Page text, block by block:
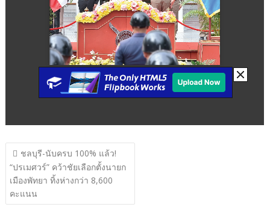
แนะแนว
เรื่อง
ชลบุรี-นับครบ 100% แล้ว!
“ปรเมศวร์” คว้าชัยเลือกตั้งนายก
เมืองพัทยา ทิ้งห่างกว่า 8,600
คะแนน